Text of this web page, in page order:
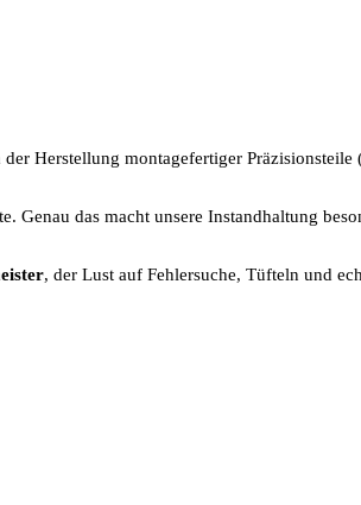
Herstellung montagefertiger Präzisionsteile
das macht unsere Instandhaltung
, der Lust auf Fehlersuche, Tüfteln und